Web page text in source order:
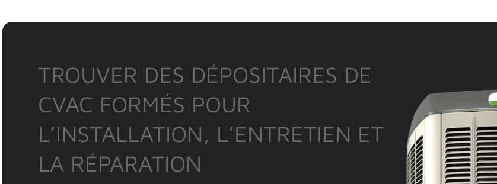
TROUVER DES DÉPOSITAIRES DE
CVAC FORMÉS POUR
L’INSTALLATION, L’ENTRETIEN ET
LA RÉPARATION